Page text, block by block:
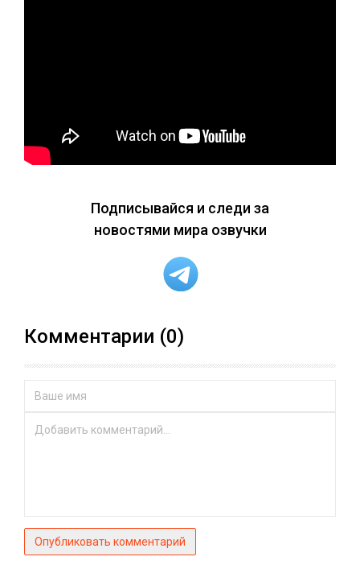
Подписывайся и следи за
новостями мира озвучки
Комментарии (0)
Опубликовать комментарий